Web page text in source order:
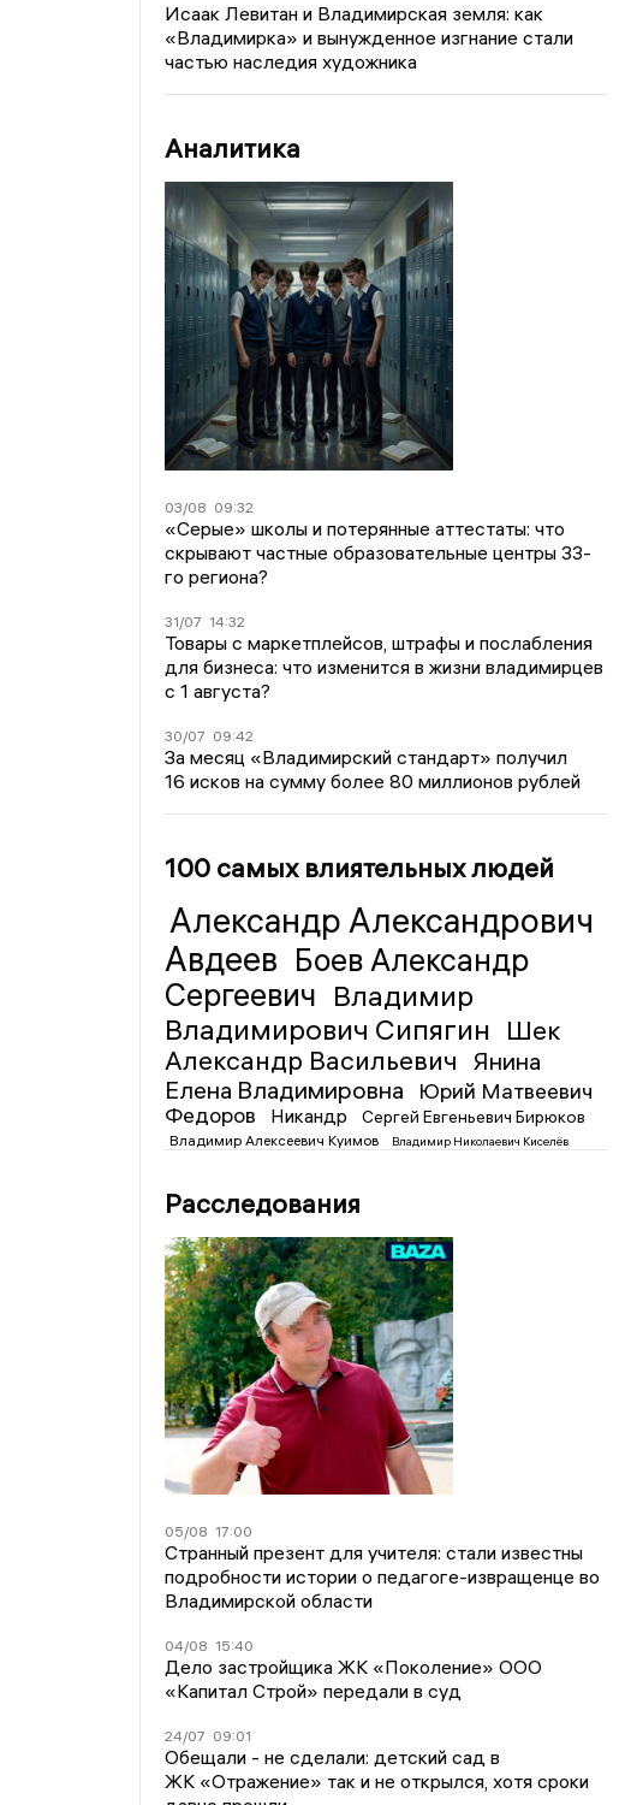
Исаак Левитан и Владимирская земля: как
«Владимирка» и вынужденное изгнание стали
частью наследия художника
Аналитика
03/08 09:32
«Серые» школы и потерянные аттестаты: что
скрывают частные образовательные центры 33-
го региона?
31/07 14:32
Товары с маркетплейсов, штрафы и послабления
для бизнеса: что изменится в жизни владимирцев
с 1 августа?
30/07 09:42
За месяц «Владимирский стандарт» получил
16 исков на сумму более 80 миллионов рублей
100 самых влиятельных людей
Александр Александрович
Авдеев Боев Александр
Сергеевич Владимир
Владимирович Сипягин Шек
Александр Васильевич
Янина
Елена Владимировна
Юрий Матвеевич
Федоров
Никандр Сергей Евгеньевич Бирюков
Владимир Алексеевич Куимов Владимир Николаевич Киселёв
Расследования
05/08 17:00
Странный презент для учителя: стали известны
подробности истории о педагоге-извращенце во
Владимирской области
04/08 15:40
Дело застройщика ЖК «Поколение» ООО
«Капитал Строй» передали в суд
24/07 09:01
Обещали - не сделали: детский сад в
ЖК «Отражение» так и не открылся, хотя сроки